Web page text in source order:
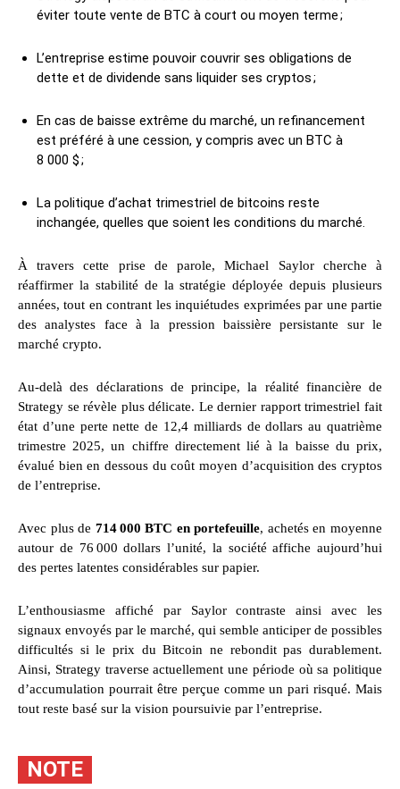
éviter toute vente de BTC à court ou moyen terme ;
L’entreprise estime pouvoir couvrir ses obligations de
dette et de dividende sans liquider ses cryptos ;
En cas de baisse extrême du marché, un refinancement
est préféré à une cession, y compris avec un BTC à
8 000 $ ;
La politique d’achat trimestriel de bitcoins reste
inchangée, quelles que soient les conditions du marché.
À travers cette prise de parole, Michael Saylor cherche à
réaffirmer la stabilité de la stratégie déployée depuis plusieurs
années, tout en contrant les inquiétudes exprimées par une partie
des analystes face à la pression baissière persistante sur le
marché crypto.
Au-delà des déclarations de principe, la réalité financière de
Strategy se révèle plus délicate. Le dernier rapport trimestriel fait
état d’une perte nette de 12,4 milliards de dollars au quatrième
trimestre 2025, un chiffre directement lié à la baisse du prix,
évalué bien en dessous du coût moyen d’acquisition des cryptos
de l’entreprise.
Avec plus de 714 000 BTC en portefeuille, achetés en moyenne
autour de 76 000 dollars l’unité, la société affiche aujourd’hui
des pertes latentes considérables sur papier.
L’enthousiasme affiché par Saylor contraste ainsi avec les
signaux envoyés par le marché, qui semble anticiper de possibles
difficultés si le prix du Bitcoin ne rebondit pas durablement.
Ainsi, Strategy traverse actuellement une période où sa politique
d’accumulation pourrait être perçue comme un pari risqué. Mais
tout reste basé sur la vision poursuivie par l’entreprise.
NOTE